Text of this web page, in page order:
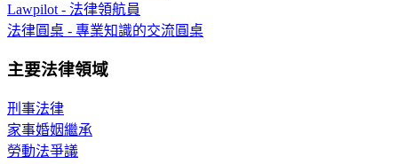
Lawpilot - 法律領航員
法律圓桌 - 專業知識的交流圓桌
主要法律領域
刑事法律
家事婚姻繼承
勞動法爭議